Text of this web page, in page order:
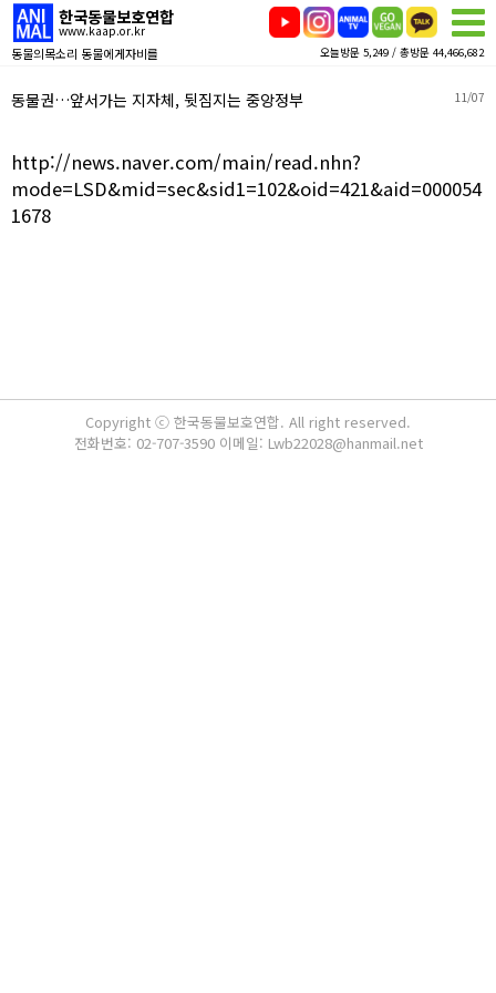
한국동물보호연합
www.kaap.or.kr
동물의목소리 동물에게자비를 오늘방문 5,249 / 총방문 44,466,682
동물권…앞서가는 지자체, 뒷짐지는 중앙정부 11/07
http://news.naver.com/main/read.nhn?
mode=LSD&mid=sec&sid1=102&oid=421&aid=000054
1678
Copyright ⓒ 한국동물보호연합. All right reserved.
전화번호: 02-707-3590 이메일: Lwb22028@hanmail.net